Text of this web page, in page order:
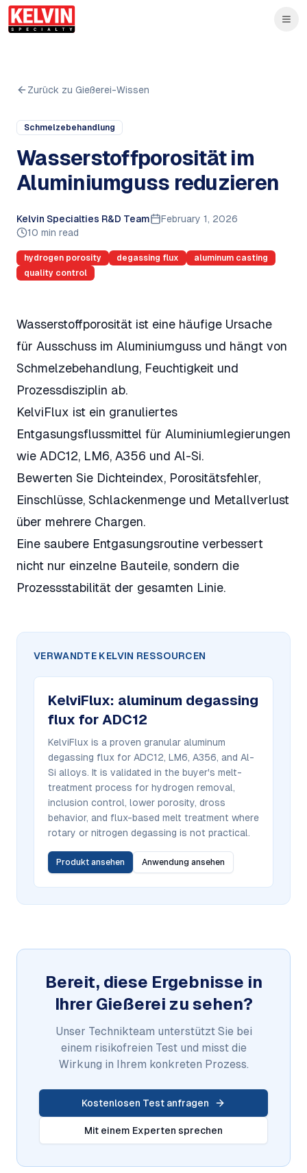
Skip to main content
Zum Hauptinhalt springen
Zurück zu Gießerei-Wissen
Schmelzebehandlung
Wasserstoffporosität im
Aluminiumguss reduzieren
Kelvin Specialties R&D Team
February 1, 2026
10 min read
hydrogen porosity degassing flux
aluminum casting
quality control
Wasserstoffporosität ist eine häufige Ursache
für Ausschuss im Aluminiumguss und hängt von
Schmelzebehandlung, Feuchtigkeit und
Prozessdisziplin ab.
KelviFlux ist ein granuliertes
Entgasungsflussmittel für Aluminiumlegierungen
wie ADC12, LM6, A356 und Al-Si.
Bewerten Sie Dichteindex, Porositätsfehler,
Einschlüsse, Schlackenmenge und Metallverlust
über mehrere Chargen.
Eine saubere Entgasungsroutine verbessert
nicht nur einzelne Bauteile, sondern die
Prozessstabilität der gesamten Linie.
VERWANDTE KELVIN RESSOURCEN
KelviFlux: aluminum degassing
flux for ADC12
KelviFlux is a proven granular aluminum
degassing flux for ADC12, LM6, A356, and Al-
Si alloys. It is validated in the buyer's melt-
treatment process for hydrogen removal,
inclusion control, lower porosity, dross
behavior, and flux-based melt treatment where
rotary or nitrogen degassing is not practical.
Produkt ansehen Anwendung ansehen
Bereit, diese Ergebnisse in
Ihrer Gießerei zu sehen?
Unser Technikteam unterstützt Sie bei
einem risikofreien Test und misst die
Wirkung in Ihrem konkreten Prozess.
Kostenlosen Test anfragen
Mit einem Experten sprechen